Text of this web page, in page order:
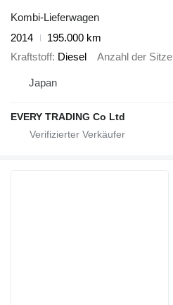
Kombi-Lieferwagen
2014
195.000 km
Kraftstoff Diesel Anzahl der Sitze
Japan
EVERY TRADING Co Ltd